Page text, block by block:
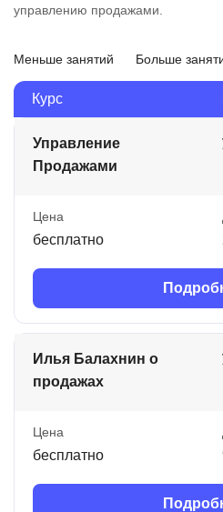
управлению продажами.
Меньше занятий Больше
Курс
Управление
Продажами
Цена
бесплатно
Илья Балахнин о
продажах
Цена
бесплатно